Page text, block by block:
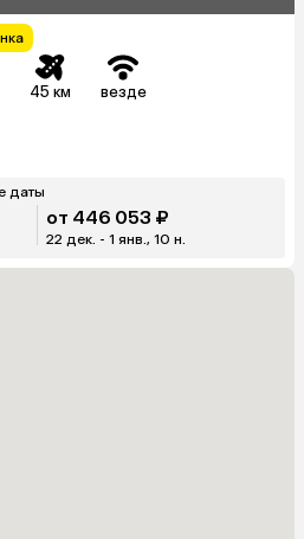
45 км везде
даты
от 446 053 ₽
22 дек. - 1 янв., 10 н.